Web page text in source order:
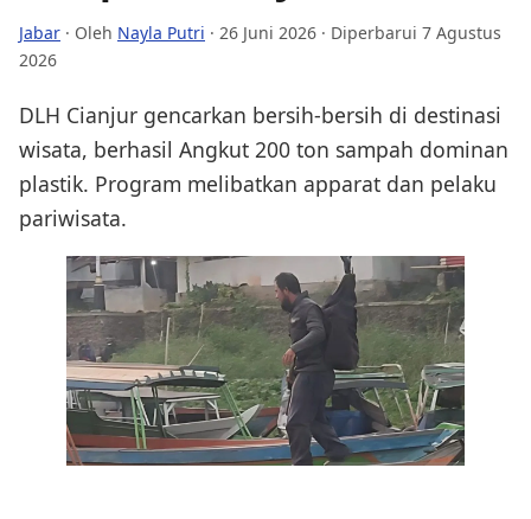
Jabar · Oleh Nayla Putri · 26 Juni 2026 · Diperbarui 7 Agustus
2026
DLH Cianjur gencarkan bersih-bersih di destinasi
wisata, berhasil Angkut 200 ton sampah dominan
plastik. Program melibatkan apparat dan pelaku
pariwisata.